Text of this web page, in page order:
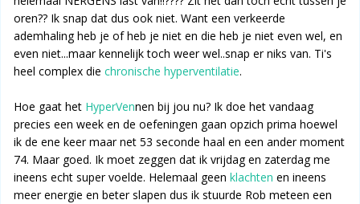
oren?? Ik snap dat dus ook niet. Want een verkeerde
ademhaling heb je of heb je niet en die heb je niet even wel, en
even niet...maar kennelijk toch weer wel..snap er niks van. Ti's
heel complex die chronische hyperventilatie.
Hoe gaat het HyperVennen bij jou nu? Ik doe het vandaag
precies een week en de oefeningen gaan opzich prima hoewel
ik de ene keer maar net 53 seconde haal en een ander moment
74. Maar goed. Ik moet zeggen dat ik vrijdag en zaterdag me
ineens echt super voelde. Helemaal geen klachten en ineens
meer energie en beter slapen dus ik stuurde Rob meteen een